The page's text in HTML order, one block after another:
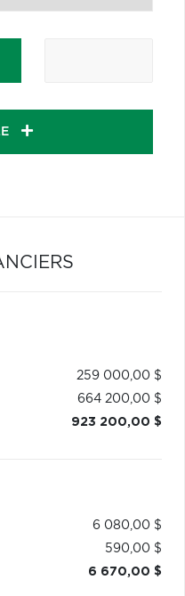
259 000,00 $
664 200,00 $
923 200,00 $
6 080,00 $
590,00 $
6 670,00 $